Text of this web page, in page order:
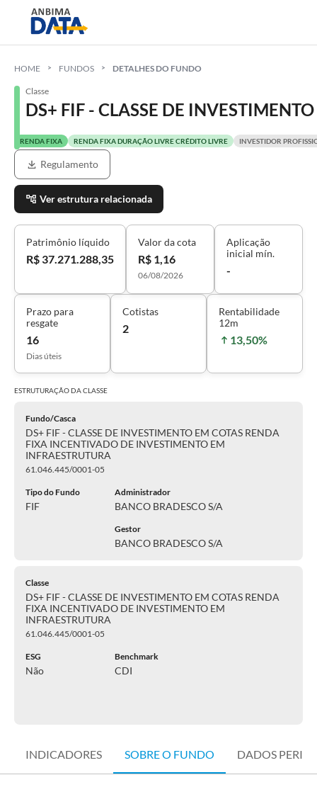
HOME FUNDOS DETALHES DO FUNDO
Classe
DS+ FIF - CLASSE DE
RENDA FIXA RENDA FIXA DURAÇÃO LIVRE CRÉDITO LIVRE INVESTIDOR
Regulamento
Ver estrutura relacionada
Patrimônio líquido
R$ 37.271.288,35
Valor da cota
R$ 1,16
06/08/2026
Aplicação
inicial mín.
-
Prazo para
resgate
16
Dias úteis
Cotistas
2
Rentabilidade
12m
13,50%
ESTRUTURAÇÃO DACLASSE
Fundo/Casca
DS+ FIF - CLASSE DE INVESTIMENTO EM COTAS RENDA
FIXA INCENTIVADO DE INVESTIMENTO EM
INFRAESTRUTURA
61.046.445/0001-05
Tipo do Fundo
FIF
Administrador
BANCO BRADESCO S/A
Gestor
BANCO BRADESCO S/A
Classe
DS+ FIF - CLASSE DE INVESTIMENTO EM COTAS RENDA
FIXA INCENTIVADO DE INVESTIMENTO EM
INFRAESTRUTURA
61.046.445/0001-05
ESG
Não
Benchmark
CDI
INDICADORES SOBRE O FUNDO DADOS